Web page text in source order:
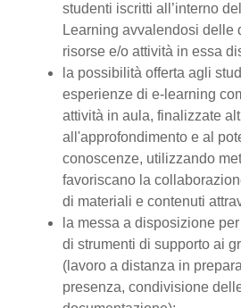
studenti iscritti all’interno
Learning avvalendosi delle
risorse e/o attività in essa
la possibilità offerta agli
esperienze di e-learning
attività in aula, finalizzate
all'approfondimento e al
conoscenze, utilizzando
favoriscano la
di materiali e contenuti
la messa a disposizione
di strumenti di supporto ai
(lavoro a distanza in
presenza, condivisione